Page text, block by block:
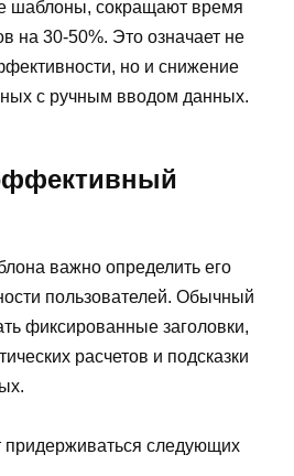
шаблоны, сокращают время
на 30-50%. Это означает не
но и снижение
с ручным вводом данных.
важно определить его
пользователей. Обычный
фиксированные заголовки,
расчетов и подсказки
придерживаться следующих